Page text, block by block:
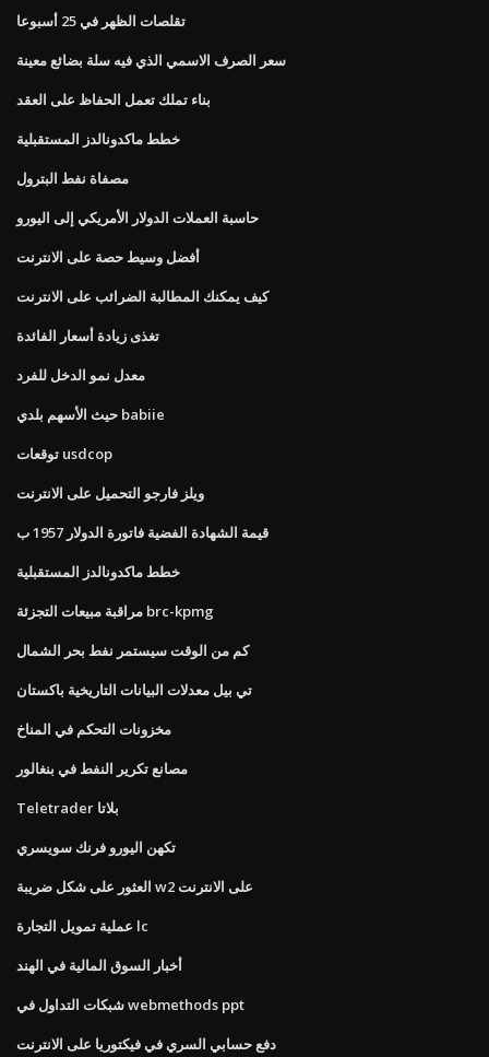
تقلصات الظهر في 25 أسبوعا
سعر الصرف الاسمي الذي فيه سلة بضائع معينة
بناء تملك تعمل الحفاظ على العقد
خطط ماكدونالدز المستقبلية
مصفاة نفط البترول
حاسبة العملات الدولار الأمريكي إلى اليورو
أفضل وسيط حصة على الانترنت
كيف يمكنك المطالبة الضرائب على الانترنت
تغذى زيادة أسعار الفائدة
معدل نمو الدخل للفرد
حيث الأسهم بلدي babiie
توقعات usdcop
ويلز فارجو التحميل على الانترنت
قيمة الشهادة الفضية فاتورة الدولار 1957 ب
خطط ماكدونالدز المستقبلية
مراقبة مبيعات التجزئة brc-kpmg
كم من الوقت سيستمر نفط بحر الشمال
تي بيل معدلات البيانات التاريخية باكستان
مخزونات التحكم في المناخ
مصانع تكرير النفط في بنغالور
Teletrader بلاتا
تكهن اليورو فرنك سويسري
العثور على شكل ضريبة w2 على الانترنت
عملية تمويل التجارة lc
أخبار السوق المالية في الهند
شبكات التداول في webmethods ppt
دفع حسابي السري في فيكتوريا على الانترنت